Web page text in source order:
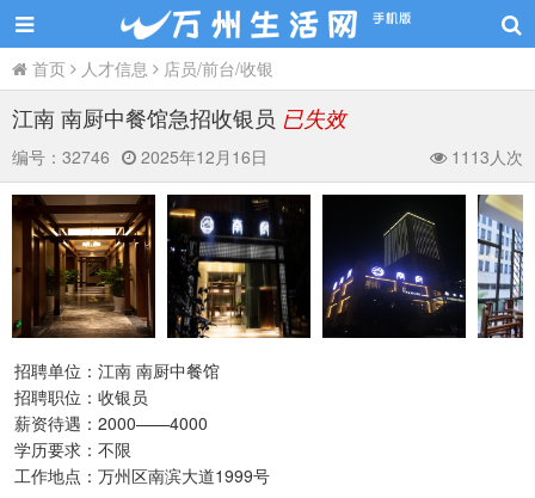
首页 人才信息 店员/前台/收银
江南 南厨中餐馆急招收银员 已失效
编号： 32746 2025年12月16日 1113人次
招聘单位：江南 南厨中餐馆
招聘职位：收银员
薪资待遇：2000——4000
学历要求：不限
工作地点：万州区南滨大道1999号